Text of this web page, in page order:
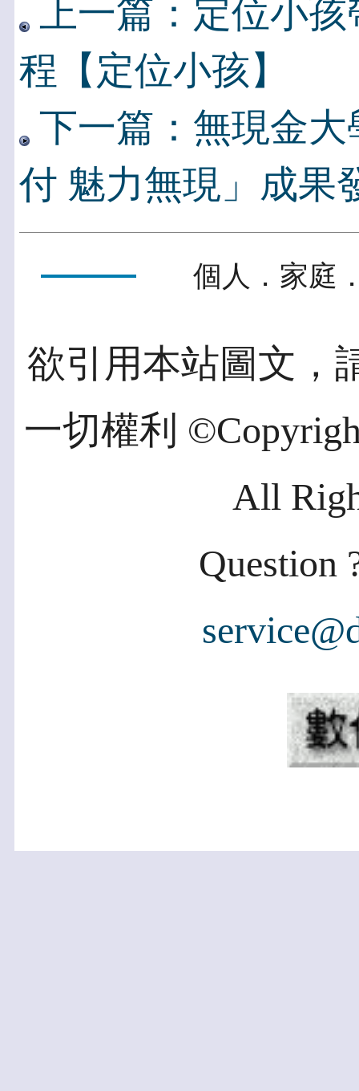
上一篇：定位小
程【定位小孩】
下一篇：無現金
付 魅力無現」成果
個人．家庭
欲引用本站圖文，
一切權利
All
Question